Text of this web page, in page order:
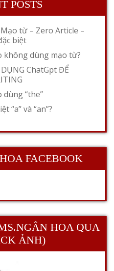
POSTS
từ – Zero Article –
biệt
không dùng mạo từ?
ChatGpt ĐỂ
dùng “the”
“a” và “an”?
FACEBOOK
HOA QUA
ẢNH)